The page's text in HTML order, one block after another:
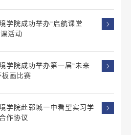
学院成功举办“启航课堂
活动
学院成功举办第一届“未来
板画比赛
学院赴郓城一中看望实习学
作协议